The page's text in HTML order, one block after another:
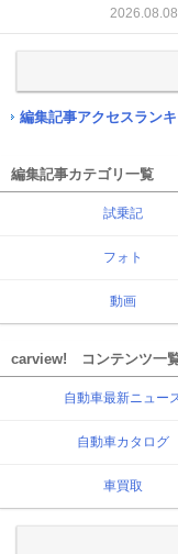
2026.08.08
編集記事アクセスラン
編集記事カテゴリ一覧
試乗記
フォト
動画
carview! コンテンツ一
自動車最新ニュー
自動車カタログ
車買取